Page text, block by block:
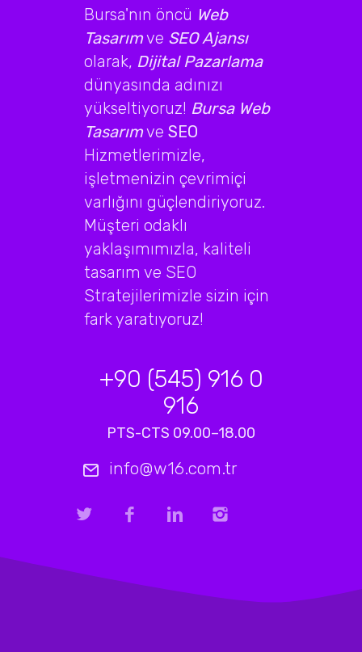
Bursa'nın öncü Web
Tasarımve SEO Ajansı
olarak, Dijital Pazarlama
dünyasında adınızı
yükseltiyoruz! Bursa Web
Tasarımve SEO
Hizmetlerimizle,
işletmenizin çevrimiçi
varlığını güçlendiriyoruz.
Müşteri odaklı
yaklaşımımızla, kaliteli
tasarım ve SEO
Stratejilerimizle sizin için
fark yaratıyoruz!
+90 (545) 916 0
916
PTS-CTS 09.00–18.00
info@w16.com.tr